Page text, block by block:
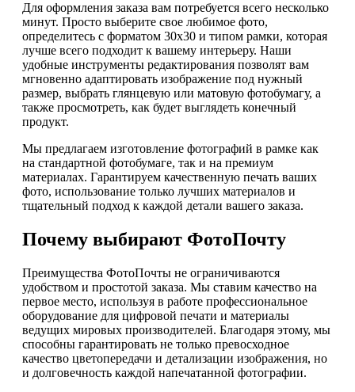
Для оформления заказа вам потребуется всего несколько
минут. Просто выберите свое любимое фото,
определитесь с форматом 30х30 и типом рамки, которая
лучше всего подходит к вашему интерьеру. Наши
удобные инструменты редактирования позволят вам
мгновенно адаптировать изображение под нужный
размер, выбрать глянцевую или матовую фотобумагу, а
также просмотреть, как будет выглядеть конечный
продукт.
Мы предлагаем изготовление фотографий в рамке как
на стандартной фотобумаге, так и на премиум
материалах. Гарантируем качественную печать ваших
фото, использование только лучших материалов и
тщательный подход к каждой детали вашего заказа.
Почему выбирают ФотоПочту
Преимущества ФотоПочты не ограничиваются
удобством и простотой заказа. Мы ставим качество на
первое место, используя в работе профессиональное
оборудование для цифровой печати и материалы
ведущих мировых производителей. Благодаря этому, мы
способны гарантировать не только превосходное
качество цветопередачи и детализации изображения, но
и долговечность каждой напечатанной фотографии.